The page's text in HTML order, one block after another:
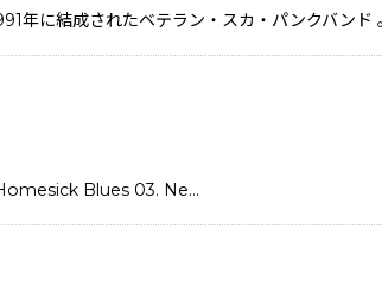
年に結成されたベテラン・スカ・パンクバン
Blues 03. Ne…